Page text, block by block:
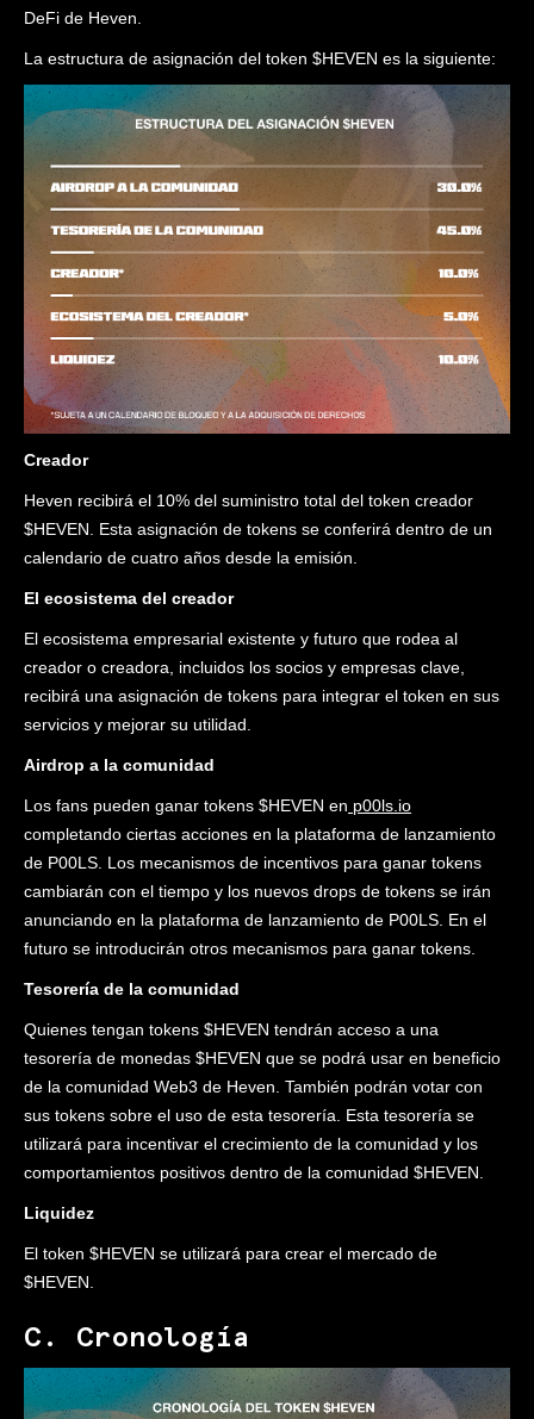
DeFi de Heven.
La estructura de asignación del token $HEVEN es la siguiente:
Creador
Heven recibirá el 10% del suministro total del token creador
$HEVEN. Esta asignación de tokens se conferirá dentro de un
calendario de cuatro años desde la emisión.
El ecosistema del creador
El ecosistema empresarial existente y futuro que rodea al
creador o creadora, incluidos los socios y empresas clave,
recibirá una asignación de tokens para integrar el token en sus
servicios y mejorar su utilidad.
Airdrop a la comunidad
Los fans pueden ganar tokens $HEVEN en p00ls.io
completando ciertas acciones en la plataforma de lanzamiento
de P00LS. Los mecanismos de incentivos para ganar tokens
cambiarán con el tiempo y los nuevos drops de tokens se irán
anunciando en la plataforma de lanzamiento de P00LS. En el
futuro se introducirán otros mecanismos para ganar tokens.
Tesorería de la comunidad
Quienes tengan tokens $HEVEN tendrán acceso a una
tesorería de monedas $HEVEN que se podrá usar en beneficio
de la comunidad Web3 de Heven. También podrán votar con
sus tokens sobre el uso de esta tesorería. Esta tesorería se
utilizará para incentivar el crecimiento de la comunidad y los
comportamientos positivos dentro de la comunidad $HEVEN.
Liquidez
El token $HEVEN se utilizará para crear el mercado de
$HEVEN.
C. Cronología